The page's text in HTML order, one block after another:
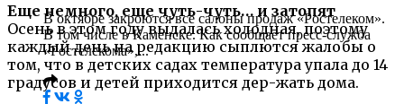
Еще немного, еще чуть-чуть… и затопят
Осень в этом году выдалась холодная, поэтому
каждый день на редакцию сыплются жалобы о
том, что в детских садах температура упала до 14
градусов и детей приходится дер-жать дома.
В октябре закроются все салоны продаж «Ростелеком».
В том числе в Каменске. Как сообщает пресс-служба
«Ростелекома»,...